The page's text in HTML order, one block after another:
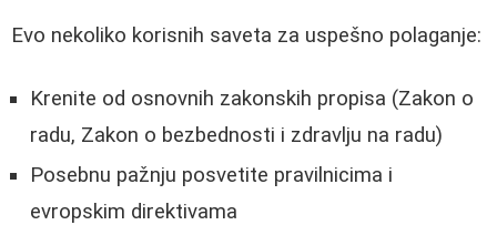
Evo nekoliko korisnih saveta za uspešno polaganje:
Krenite od osnovnih zakonskih propisa (Zakon o
radu, Zakon o bezbednosti i zdravlju na radu)
Posebnu pažnju posvetite pravilnicima i
evropskim direktivama